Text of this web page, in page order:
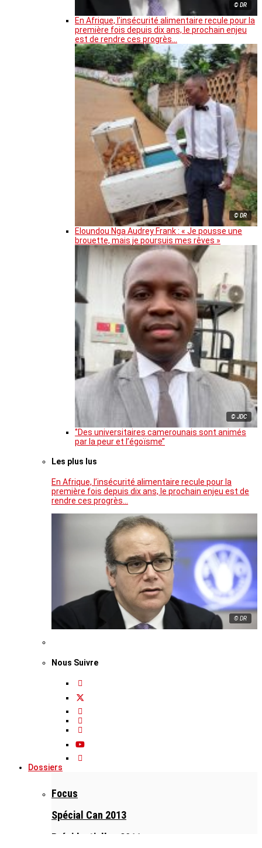
© DR
En Afrique, l’insécurité alimentaire recule pour la
première fois depuis dix ans, le prochain enjeu
est de rendre ces progrès…
© DR
Eloundou Nga Audrey Frank : « Je pousse une
brouette, mais je poursuis mes rêves »
© JDC
‘’Des universitaires camerounais sont animés
par la peur et l’égoïsme’’
Les plus lus
En Afrique, l’insécurité alimentaire recule pour la
première fois depuis dix ans, le prochain enjeu est de
rendre ces progrès…
© DR
Nous Suivre
Dossiers
Focus
Spécial Can 2013
Présidentielles 2011